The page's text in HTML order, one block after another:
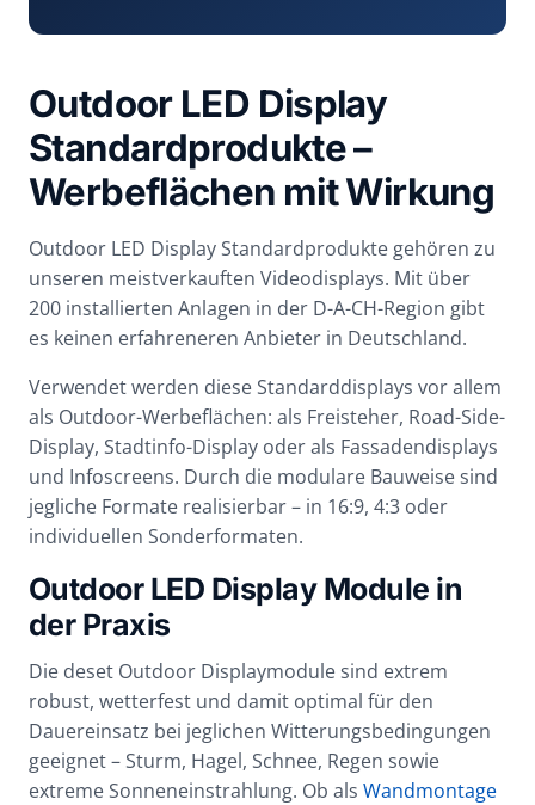
Outdoor LED Display
Standardprodukte –
Werbeflächen mit Wirkung
Outdoor LED Display Standardprodukte gehören zu
unseren meistverkauften Videodisplays. Mit über
200 installierten Anlagen in der D-A-CH-Region gibt
es keinen erfahreneren Anbieter in Deutschland.
Verwendet werden diese Standarddisplays vor allem
als Outdoor-Werbeflächen: als Freisteher, Road-Side-
Display, Stadtinfo-Display oder als Fassadendisplays
und Infoscreens. Durch die modulare Bauweise sind
jegliche Formate realisierbar – in 16:9, 4:3 oder
individuellen Sonderformaten.
Outdoor LED Display Module in
der Praxis
Die deset Outdoor Displaymodule sind extrem
robust, wetterfest und damit optimal für den
Dauereinsatz bei jeglichen Witterungsbedingungen
geeignet – Sturm, Hagel, Schnee, Regen sowie
extreme Sonneneinstrahlung. Ob als Wandmontage